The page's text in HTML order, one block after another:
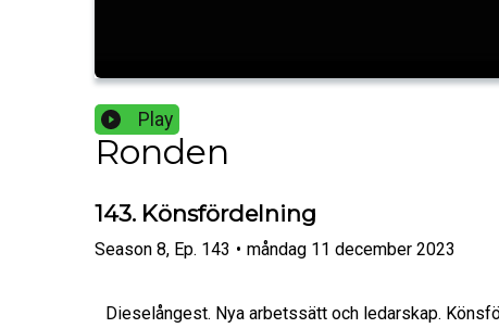
Play
Ronden
143. Könsfördelning
Season 8, Ep. 143 • måndag 11 december 2023
Dieselångest. Nya arbetssätt och ledarskap.